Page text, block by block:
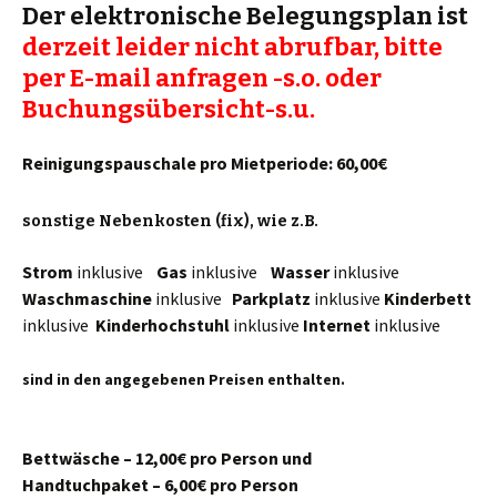
Der elektronische Belegungsplan ist
derzeit leider nicht abrufbar, bitte
per E-mail anfragen -s.o. oder
Buchungsübersicht-s.u.
Reinigungspauschale pro Mietperiode: 60,00€
sonstige Nebenkosten (fix), wie z.B.
Strom inklusive Gas inklusive Wasserinklusive
Waschmaschine inklusive Parkplatz inklusive Kinderbett
inklusive Kinderhochstuhl inklusive Internet inklusive
sind in den angegebenen Preisen enthalten.
Bettwäsche – 12,00€ pro Person und
Handtuchpaket – 6,00€ pro Person